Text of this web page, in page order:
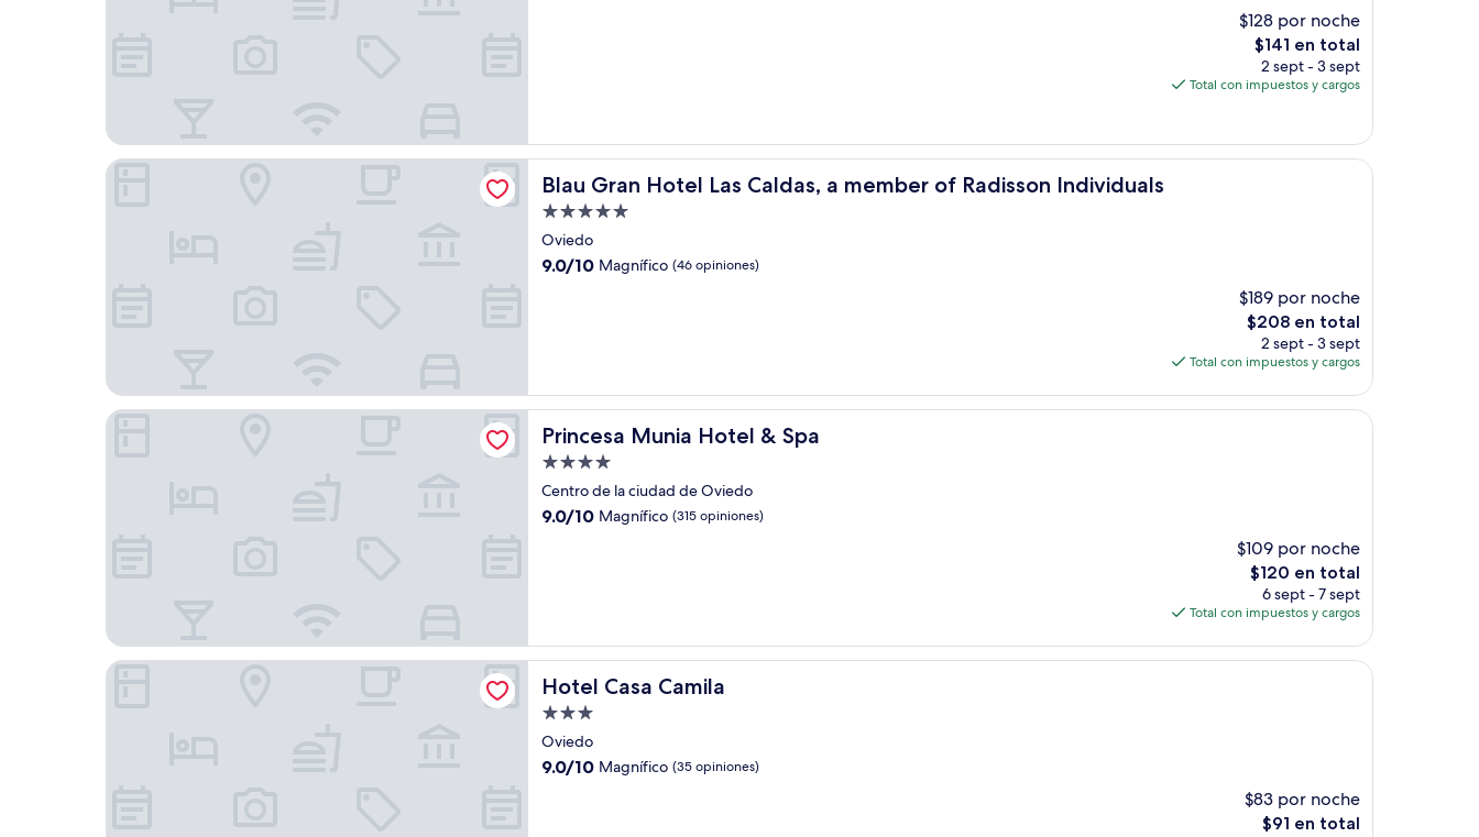
$128 por noche
El
precio
actual
$141
$141 en total
2 sept - 3 sept
Total con impuestos y cargos
Blau Gran Hotel Las Caldas, a member of Radisson Individuals
Blau Gran Hotel Las Caldas, a member of Radisson Individuals
Propiedad
de
5.0
Oviedo
9.0
9.0/10 Magnífico (46 opiniones)
$189 por noche
El
precio
actual
de
$208 en total
2 sept - 3 sept
Total con impuestos y cargos
Blau Gran Hotel Las Caldas, a member of Radisson Individuals
Princesa Munia Hotel & Spa
Princesa Munia Hotel & Spa
Propiedad
de
4.0
Centro de la ciudad de Oviedo
9.0
9.0/10 Magnífico (315 opiniones)
$109 por noche
El
precio
actual
de
$120 en total
6 sept - 7 sept
Total con impuestos y cargos
Princesa Munia Hotel & Spa
Hotel Casa Camila
Hotel Casa Camila
Propiedad
de
3.0
Oviedo
9.0
9.0/10 Magnífico (35 opiniones)
$83 por noche
El
$91 en total
Hotel Casa Camila